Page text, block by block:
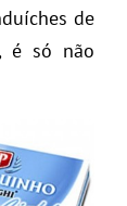
de
é só não